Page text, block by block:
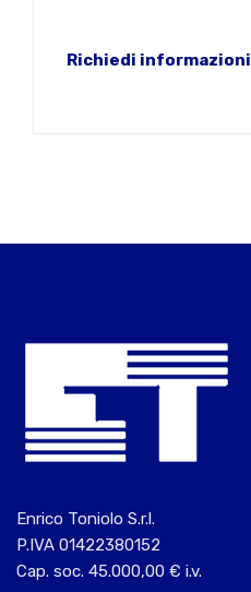
Richiedi informazioni
Enrico Toniolo S.r.l.
P.IVA 01422380152
Cap. soc. 45.000,00 € i.v.